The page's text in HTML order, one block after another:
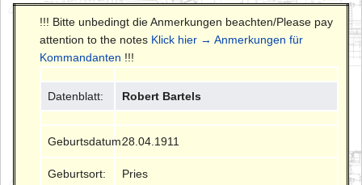
!!! Bitte unbedingt die Anmerkungen beachten/Please pay
attention to the notes Klick hier → Anmerkungen für
Kommandanten !!!
Datenblatt: Robert Bartels
Geburtsdatum:28.04.1911
Geburtsort: Pries